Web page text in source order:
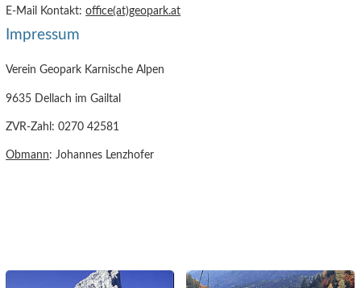
E-Mail Kontakt:office(at)geopark.at
Impressum
Verein Geopark Karnische Alpen
9635 Dellach im Gailtal
ZVR-Zahl: 0270 42581
Obmann: Johannes Lenzhofer